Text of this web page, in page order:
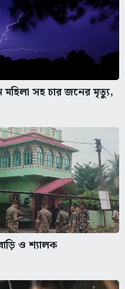
মহিলা সহ চার জনের মৃত্যু,
ও শ্যালক